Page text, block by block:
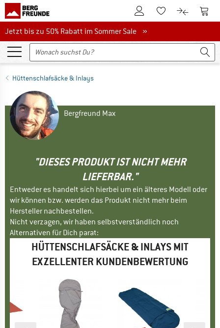
Zum KundenkontoZum Merkzettel.
Zum Zum
Jetzt bis zu 50% Rabatt im Sommer Sale
Jetzt bis zu 50% Rabatt im Sommer Sale »
Hüttenschlafsäcke & Inlays
Bergfreund Max
"DIESES PRODUKT IST NICHT MEHR
LIEFERBAR."
Entweder es handelt sich hierbei um ein älteres Modell oder
wir können bzw. werden das Produkt nicht mehr beim
Hersteller nachbestellen.
Nicht verzagen, wir haben selbstverständlich noch
Alternativen für Dich parat:
HÜTTENSCHLAFSÄCKE & INLAYS MIT
EXZELLENTER KUNDENBEWERTUNG